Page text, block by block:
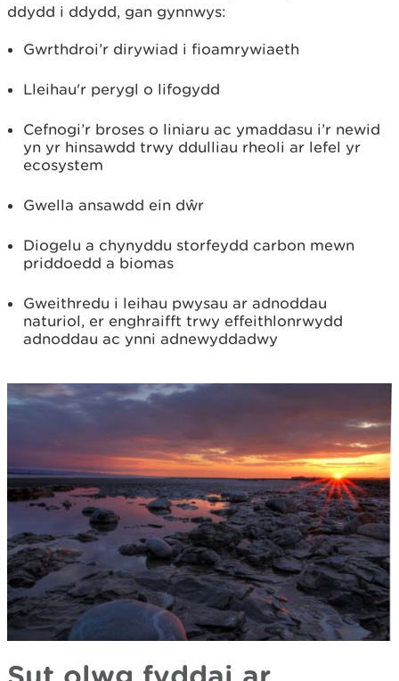
ddydd i ddydd, gan gynnwys:
Gwrthdroi’r dirywiad i fioamrywiaeth
Lleihau'r perygl o lifogydd
Cefnogi’r broses o liniaru ac ymaddasu i’r newid
yn yr hinsawdd trwy ddulliau rheoli ar lefel yr
ecosystem
Gwella ansawdd ein dŵr
Diogelu a chynyddu storfeydd carbon mewn
priddoedd a biomas
Gweithredu i leihau pwysau ar adnoddau
naturiol, er enghraifft trwy effeithlonrwydd
adnoddau ac ynni adnewyddadwy